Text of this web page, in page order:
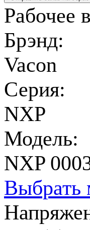
Рабочее
Брэнд:
Vacon
Серия:
NXP
Модель:
NXP
Выбрать